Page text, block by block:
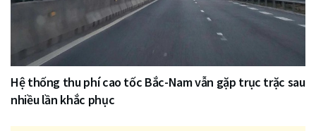
Hệ thống thu phí cao tốc Bắc-Nam vẫn gặp trục trặc sau
nhiều lần khắc phục